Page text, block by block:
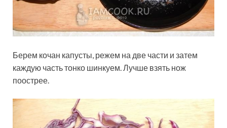
Берем кочан капусты, режем на две части и затем
каждую часть тонко шинкуем. Лучше взять нож
поострее.